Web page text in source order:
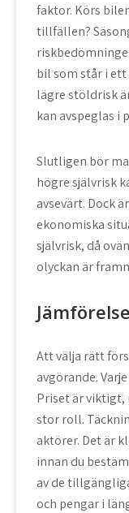
faktor. Körs
tillfällen?
bil som står i
lägre stöldrisk
kan avspeglas i
Slutligen bör
högre självrisk
avsevärt. Dock
ekonomiska
självrisk, då
olyckan är
Att välja rätt
avgörande.
Priset är viktigt,
stor roll.
aktörer. Det är
innan du
av de
och pengar i